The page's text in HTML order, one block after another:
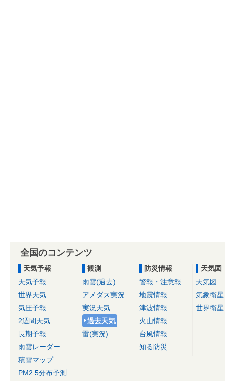
全国のコンテンツ
天気予報
天気予報
世界天気
気圧予報
2週間天気
長期予報
雨雲レーダー
積雪マップ
PM2.5分布予測
観測
雨雲(過去)
アメダス実況
実況天気
過去天気
雷(実況)
防災情報
警報・注意報
地震情報
津波情報
火山情報
台風情報
知る防災
天気図
天気図
気象衛星
世界衛星